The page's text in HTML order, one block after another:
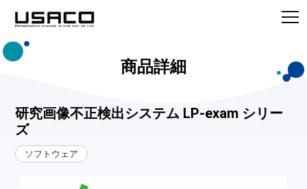
商品詳細
研究画像不正検出システム LP-exam シリー
ズ
ソフトウェア